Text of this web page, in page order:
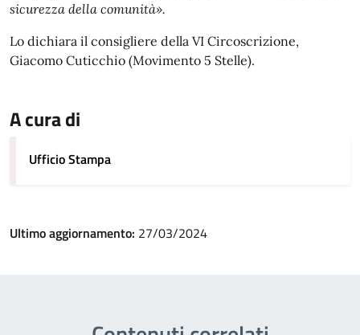
sicurezza della comunità».
Lo dichiara il consigliere della VI Circoscrizione,
Giacomo Cuticchio (Movimento 5 Stelle).
A cura di
Ufficio Stampa
Ultimo aggiornamento: 27/03/2024